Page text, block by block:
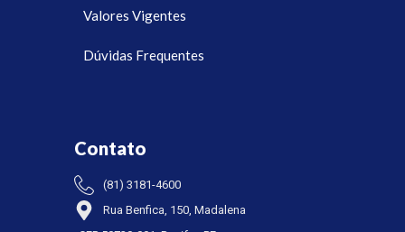
Valores Vigentes
Dúvidas Frequentes
Contato
(81) 3181-4600
Rua Benfica, 150, Madalena